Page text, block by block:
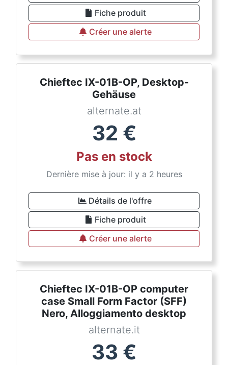
Fiche produit
Créer une alerte
Chieftec IX-01B-OP, Desktop-
Gehäuse
alternate.at
32 €
Pas en stock
Dernière mise à jour: il y a 2 heures
Détails de l'offre
Fiche produit
Créer une alerte
Chieftec IX-01B-OP computer
case Small Form Factor (SFF)
Nero, Alloggiamento desktop
alternate.it
33 €